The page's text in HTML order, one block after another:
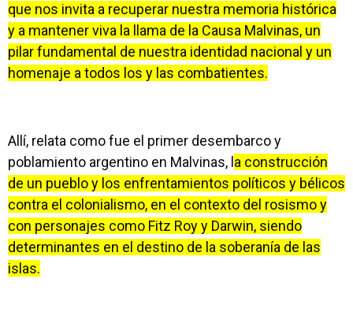
que nos invita a recuperar nuestra memoria histórica
y a mantener viva la llama de la Causa Malvinas, un
pilar fundamental de nuestra identidad nacional y un
homenaje a todos los y las combatientes.
Allí, relata como fue el primer desembarco y
poblamiento argentino en Malvinas, l a construcción
de un pueblo y los enfrentamientos políticos y bélicos
contra el colonialismo, en el contexto del rosismo y
con personajes como Fitz Roy y Darwin, siendo
determinantes en el destino de la soberanía de las
islas.